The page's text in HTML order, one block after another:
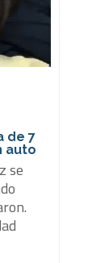
de 7
auto
se